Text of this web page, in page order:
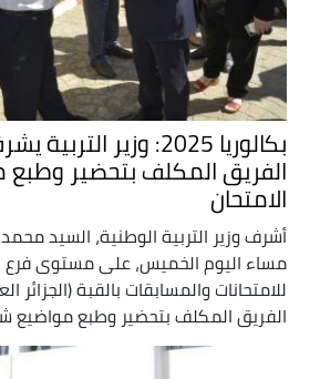
بكالوريا 2025: وزير
الفريق المكلف بتحضير وطبع
الامتحان
أشرف وزير التربية الوطنية، السيد
مساء اليوم الخميس، على مستوى فرع
للامتحانات والمسابقات بالقبة (الجزائر
الفريق المكلف بتحضير وطبع مواضيع